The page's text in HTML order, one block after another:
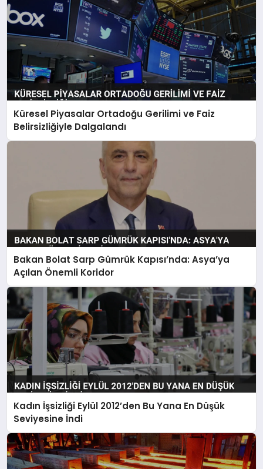
Küresel Piyasalar Ortadoğu Gerilimi ve Faiz
Belirsizliğiyle Dalgalandı
Bakan Bolat Sarp Gümrük Kapısı’nda: Asya’ya
Açılan Önemli Koridor
Kadın İşsizliği Eylül 2012’den Bu Yana En Düşük
Seviyesine İndi